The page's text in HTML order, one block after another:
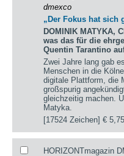
dmexco
„Der Fokus hat sich
DOMINIK MATYKA,
was das für die
Quentin Tarantino
Zwei Jahre lang gab
Menschen in die
digitale Plattform, die
großspurig
gleichzeitig machen.
Matyka.
[17524 Zeichen]€ 5,75
HORIZONTmagazin